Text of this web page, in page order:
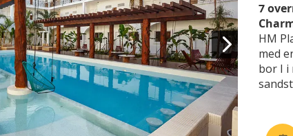
7
HM
med
bor I i